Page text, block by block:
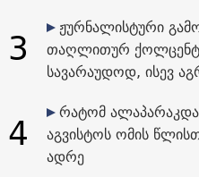
3
ჟურნალისტური
თაღლითურ
სავარაუდოდ, ისევ
4
რატომ
აგვისტოს ომის
ადრე